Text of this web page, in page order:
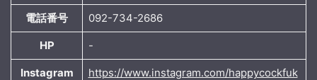
電話番号 092-734-2686
HP -
Instagram
https://www.instagram.com/happycockfuk